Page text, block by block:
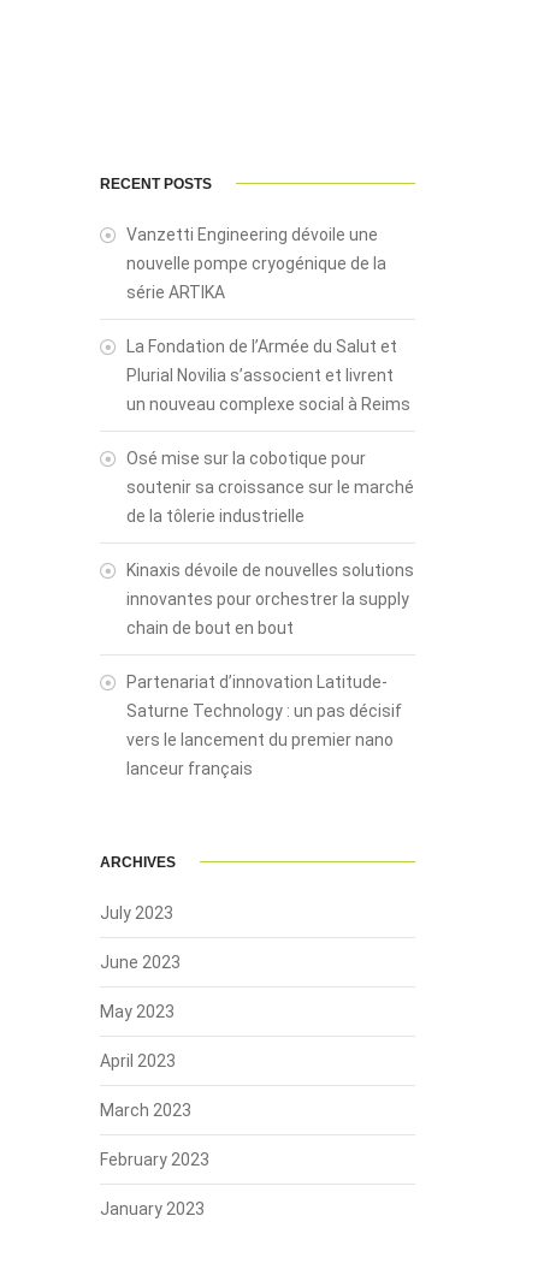
RECENT POSTS
Vanzetti Engineering dévoile une
nouvelle pompe cryogénique de la
série ARTIKA
La Fondation de l’Armée du Salut et
Plurial Novilia s’associent et livrent
un nouveau complexe social à Reims
Osé mise sur la cobotique pour
soutenir sa croissance sur le marché
de la tôlerie industrielle
Kinaxis dévoile de nouvelles solutions
innovantes pour orchestrer la supply
chain de bout en bout
Partenariat d’innovation Latitude-
Saturne Technology : un pas décisif
vers le lancement du premier nano
lanceur français
ARCHIVES
July 2023
June 2023
May 2023
April 2023
March 2023
February 2023
January 2023